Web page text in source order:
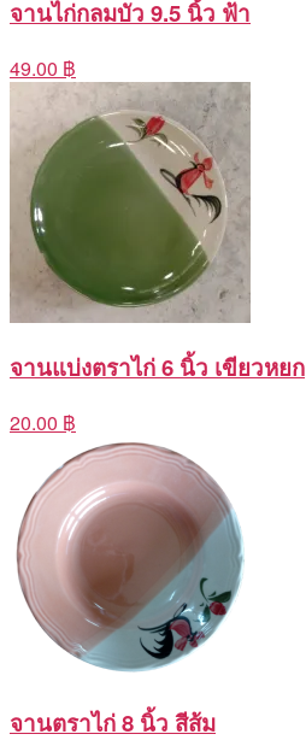
จานไก่กลมบัว 9.5 นิ้ว ฟ้า
49.00 ฿
จานแบ่งตราไก่ 6 นิ้ว เขียวหยก
20.00 ฿
จานตราไก่ 8 นิ้ว สีส้ม